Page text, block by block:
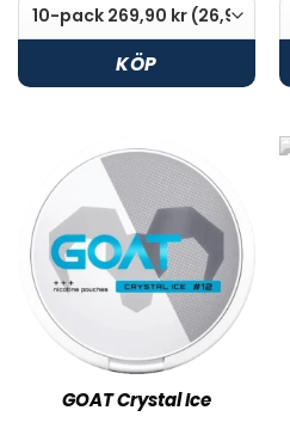
KÖP
GOAT Crystal Ice